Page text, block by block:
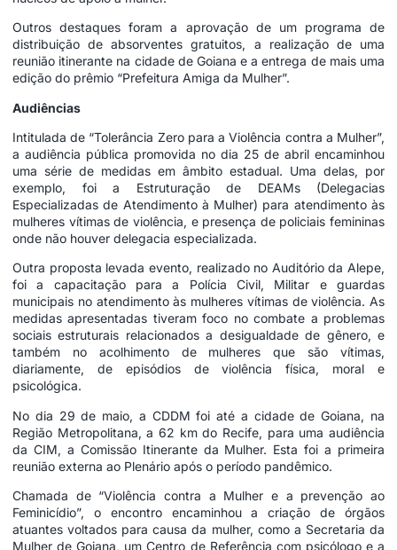
Outros destaques foram a aprovação de um programa de
distribuição de absorventes gratuitos, a realização de uma
reunião itinerante na cidade de Goiana e a entrega de mais uma
edição do prêmio “Prefeitura Amiga da Mulher”.
Audiências
Intitulada de “Tolerância Zero para a Violência contra a Mulher”,
a audiência pública promovida no dia 25 de abril encaminhou
uma série de medidas em âmbito estadual. Uma delas, por
exemplo, foi a Estruturação de DEAMs (Delegacias
Especializadas de Atendimento à Mulher) para atendimento às
mulheres vítimas de violência, e presença de policiais femininas
onde não houver delegacia especializada.
Outra proposta levada evento, realizado no Auditório da Alepe,
foi a capacitação para a Polícia Civil, Militar e guardas
municipais no atendimento às mulheres vítimas de violência. As
medidas apresentadas tiveram foco no combate a problemas
sociais estruturais relacionados a desigualdade de gênero, e
também no acolhimento de mulheres que são vítimas,
diariamente, de episódios de violência física, moral e
psicológica.
No dia 29 de maio, a CDDM foi até a cidade de Goiana, na
Região Metropolitana, a 62 km do Recife, para uma audiência
da CIM, a Comissão Itinerante da Mulher. Esta foi a primeira
reunião externa ao Plenário após o período pandêmico.
Chamada de “Violência contra a Mulher e a prevenção ao
Feminicídio”, o encontro encaminhou a criação de órgãos
atuantes voltados para causa da mulher, como a Secretaria da
Mulher de Goiana, um Centro de Referência com psicólogo e a